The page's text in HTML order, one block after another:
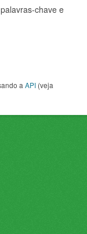
chave e
a API (veja